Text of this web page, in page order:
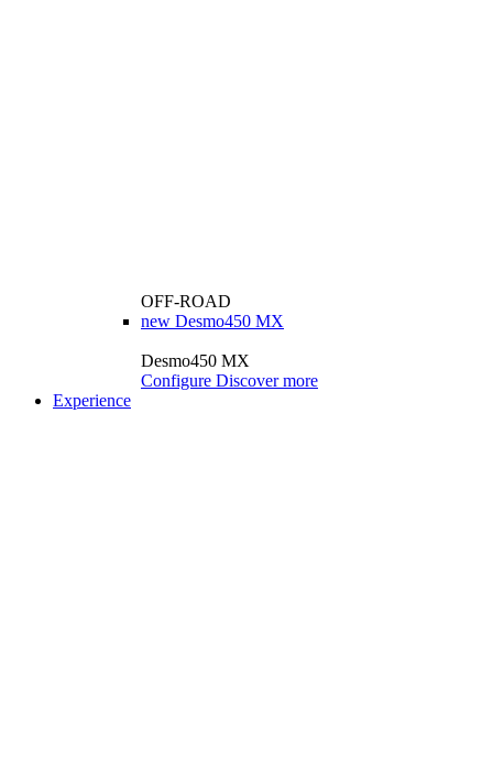
OFF-ROAD
new Desmo450 MX
Desmo450 MX
Configure Discover more
Experience